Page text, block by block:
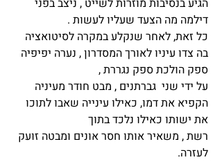
הגיע בנסיבות מוזרות לשייט , ניצב בפני
דילמה מה הצעד שעליו לעשות .
כל זאת, לאחר שנקלע במקרה לסיטואציה
בה צדו עיניו לאורך המסדרון , נערה יפיפיה
ספק הולכת ספק נגררת ,
על ידי שני גברתנים , מבט חודר מעיניה
הקפיא את דמו, כאילו עינייה שאבו לתוכו
את ישותו כאילו נלכד בתוך
רשת , משאיר אותו חסר אונים ומבטה זועק
לעזרה.